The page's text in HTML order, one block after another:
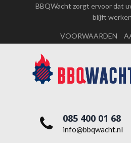
OVER ONS
WERKEN BIJ BBQWACHT
BBQWacht zorgt ervoor dat
blijft
VOORWAARDEN
085 400 01 68
info@bbqwacht.nl